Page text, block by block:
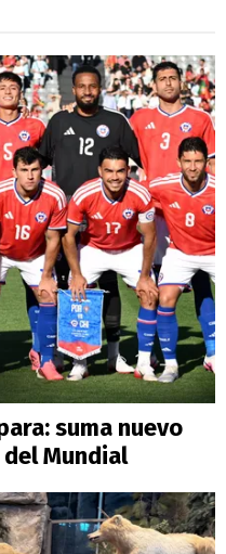
suma nuevo
Mundial